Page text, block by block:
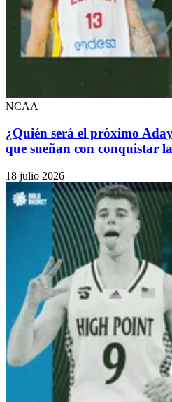
NCAA
¿Quién será el próximo
que sueñan con conquistar
18 julio 2026